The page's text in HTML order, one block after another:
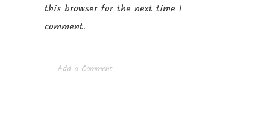
this browser for the next time I
comment.